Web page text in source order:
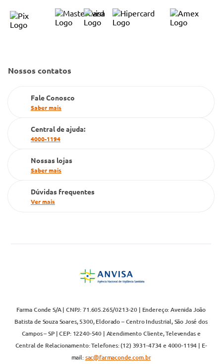
Código de Conduta
Política de Reembolso
Condeclin
Farmacia popular
Televendas
Nossos contatos
Fale Conosco
Saber mais
Central de ajuda:
4000-1194
Nossas lojas
Saber mais
Dúvidas frequentes
Ver mais
Farma Conde S/A | CNPJ: 71.605.265/0213-20 | Endereço: Avenida João
Batista de Souza Soares, 5300, Eldorado – Centro Industrial, São José dos
Campos – SP | CEP: 12240-540 | Atendimento Cliente, Televendas e
Central de Relacionamento: Telefones: (12) 3931-4734 e 4000-1194 | E-
mail:sac@farmaconde.com.br